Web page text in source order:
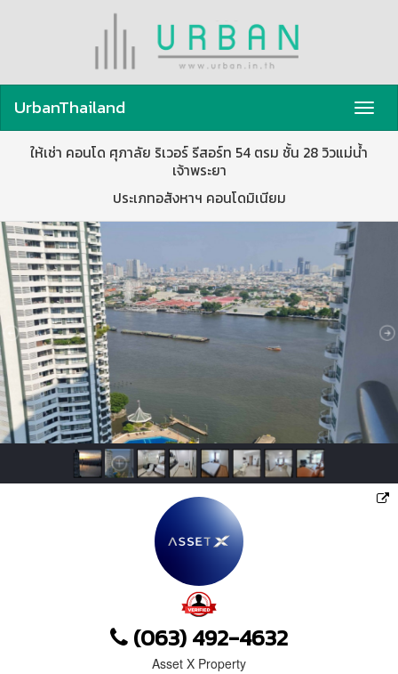
UrbanThailand
ให้เช่า คอนโด ศุภาลัย ริเวอร์ รีสอร์ท 54 ตรม ชั้น 28 วิวแม่น้ำ
เจ้าพระยา
ประเภทอสังหาฯ คอนโดมิเนียม
(063) 492-4632
Asset X Property